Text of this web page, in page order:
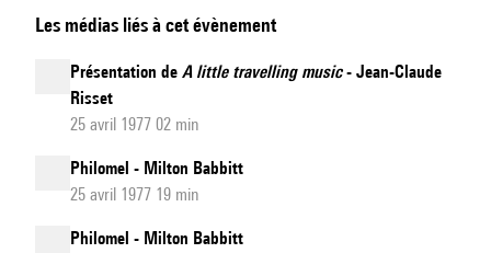
Les médias liés à cet évènement
Présentation de A little travelling music- Jean-Claude
Risset
25 avril 1977 02 min
Philomel - Milton Babbitt
25 avril 1977 19 min
Philomel - Milton Babbitt